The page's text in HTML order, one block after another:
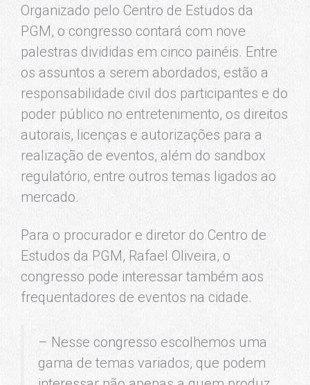
Organizado pelo Centro de Estudos da
PGM, o congresso contará com nove
palestras divididas em cinco painéis. Entre
os assuntos a serem abordados, estão a
responsabilidade civil dos participantes e do
poder público no entretenimento, os direitos
autorais, licenças e autorizações para a
realização de eventos, além do sandbox
regulatório, entre outros temas ligados ao
mercado.
Para o procurador e diretor do Centro de
Estudos da PGM, Rafael Oliveira, o
congresso pode interessar também aos
frequentadores de eventos na cidade.
– Nesse congresso escolhemos uma
gama de temas variados, que podem